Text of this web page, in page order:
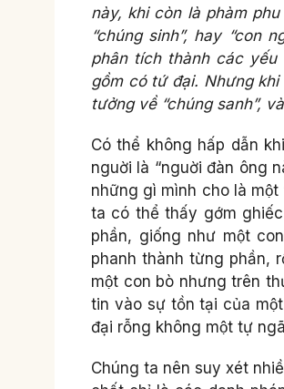
này, khi còn là phàm
“chúng sinh”, hay “con
phân tích thành các
gồm có tứ đại. Nhưng
tưởng về “chúng sanh”,
Có thể không hấp dẫn
nguời là “nguời đàn ông
những gì mình cho là
ta có thể thấy gớm
phần, giống như một
phanh thành từng phần,
một con bò nhưng trên
tin vào sự tồn tại của
đại rỗng không một tự
Chúng ta nên suy xét